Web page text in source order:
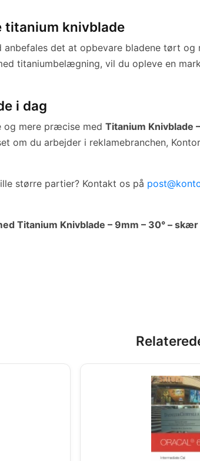
titanium knivblade
anbefales det at opbevare bladene tørt
titaniumbelægning, vil du opleve en
i dag
og mere præcise med Titanium Knivblade
om du arbejder i reklamebranchen,
større partier? Kontakt os på
Titanium Knivblade – 9mm – 30° –